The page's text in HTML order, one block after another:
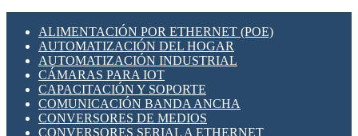
SENSORES INDUCTIVOS
TEMPORIZADORES
VARIACS
VARIADORES DE FRECUENCIA [VDF]
SECCIONADORES - INTERRUPTORES
MAQUINARIA
HERRAMIENTAS VARIAS
ILUMINACIÓN LED
INTERRUPTORES REED
INTERFACES DE RELÉ
OTROS RELÉS
PROTECCIÓN TÉRMICA
RELÉS AUTOMOTRICES
ALIMENTACIÓN POR ETHERNET (POE)
AUTOMATIZACIÓN DEL HOGAR
AUTOMATIZACIÓN INDUSTRIAL
CÁMARAS PARA IOT
CAPACITACIÓN Y SOPORTE
COMUNICACIÓN BANDA ANCHA
CONVERSORES DE MEDIOS
CONVERSORES SERIAL A ETHERNET